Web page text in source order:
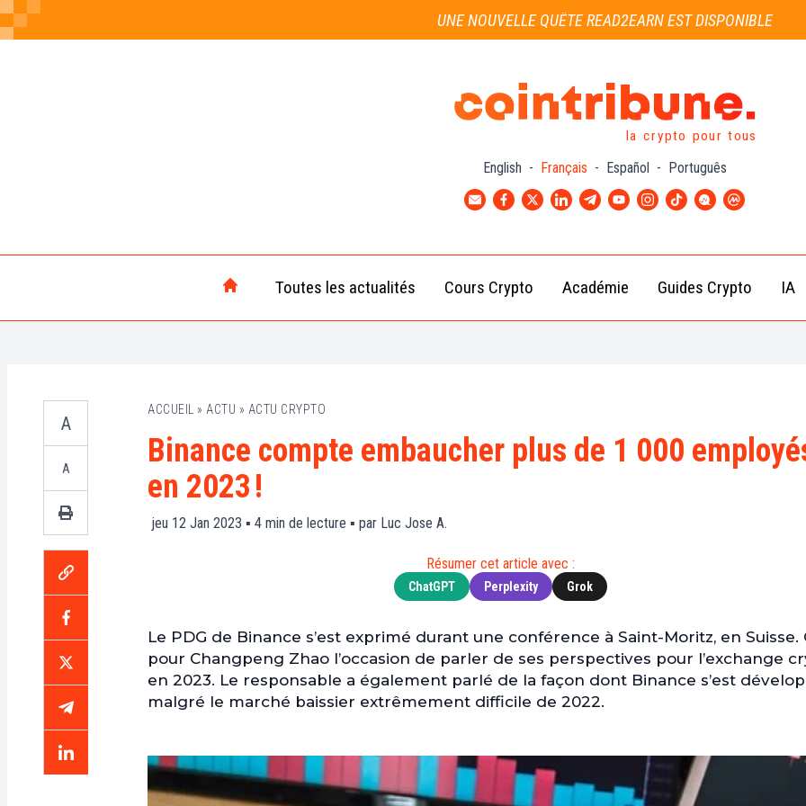
UNE NOUVELLE QUÊTE READ2EARN EST DISPONIBLE
la crypto pour tous
English - Français - Español - Português
Toutes les actualités
Crypto
Actu
Web3
People
Cours Crypto
(BTC)
XRP
(XRP)
Académie
Débutant
Intermédiaire
Guides Crypto IA
A
A
ACCUEIL » ACTU » ACTU CRYPTO
Binance compte embaucher plus de 1 000
en 2023 !
jeu 12 Jan 2023 ▪ 4 min de lecture ▪ par Luc Jose A.
Résumer cet article avec :
ChatGPT Perplexity Grok
Le PDG de Binance s’est exprimé durant une conférence à Saint-Moritz, en Suisse.
pour Changpeng Zhao l’occasion de parler de ses perspectives pour l’exchange
en 2023. Le responsable a également parlé de la façon dont Binance s’est
malgré le marché baissier extrêmement difficile de 2022.